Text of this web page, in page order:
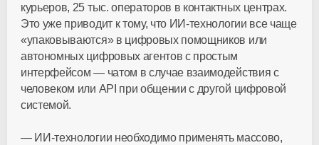
курьеров, 25 тыс. операторов в контактных центрах.
Это уже приводит к тому, что ИИ-технологии все чаще
«упаковываются» в цифровых помощников или
автономных цифровых агентов с простым
интерфейсом — чатом в случае взаимодействия с
человеком или API при общении с другой цифровой
системой.
— ИИ-технологии необходимо применять массово,